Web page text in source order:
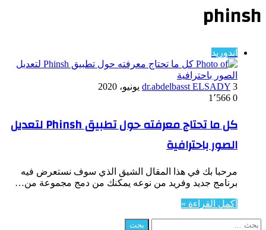
phinsh
اندوريد
dr.abdelbasst ELSADY 3 يونيو، 2020
0
كل ما تحتاج معرفته حول تطبيق Phinsh لتعديل
الصور باحترافية
مرحبا بك في هذا المقال الشيق الذي سوف نستعرض فيه
برنامج جديد وفريد من نوعه يمكنك من دمج مجموعة من…
أكمل القراءة »
البحث